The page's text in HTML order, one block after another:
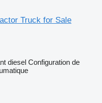
Truck for Sale
diesel Configuration de